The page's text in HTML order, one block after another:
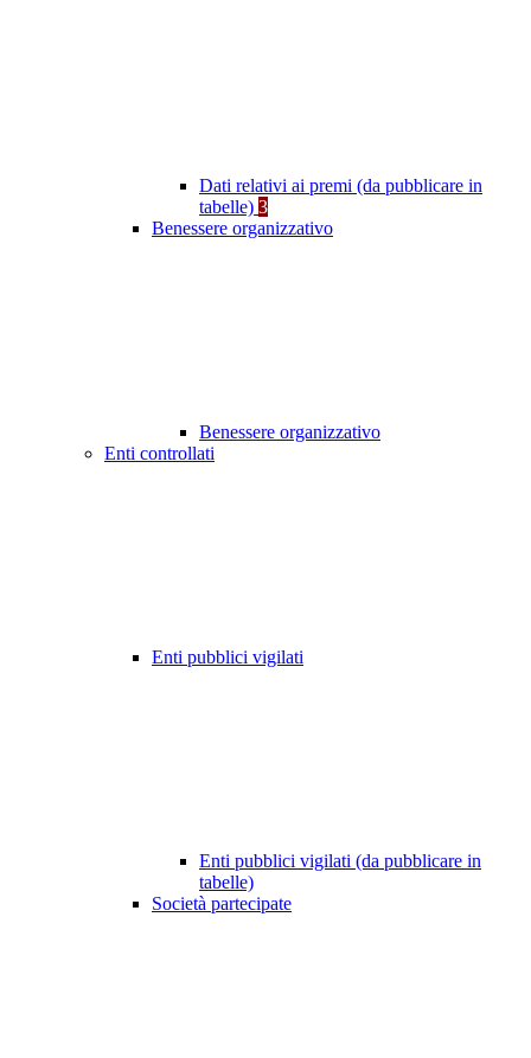
Dati relativi ai premi (da pubblicare in
tabelle) 3
Benessere organizzativo
Benessere organizzativo
Enti controllati
Enti pubblici vigilati
Enti pubblici vigilati (da pubblicare in
tabelle)
Società partecipate